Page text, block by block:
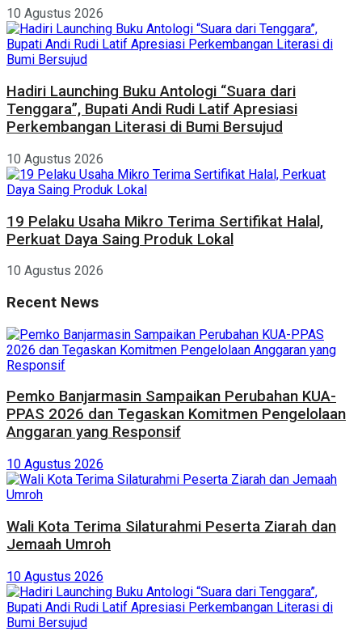
10 Agustus 2026
Hadiri Launching Buku Antologi “Suara dari
Tenggara”, Bupati Andi Rudi Latif Apresiasi
Perkembangan Literasi di Bumi Bersujud
10 Agustus 2026
19 Pelaku Usaha Mikro Terima Sertifikat Halal,
Perkuat Daya Saing Produk Lokal
10 Agustus 2026
Recent News
Pemko Banjarmasin Sampaikan Perubahan KUA-
PPAS 2026 dan Tegaskan Komitmen Pengelolaan
Anggaran yang Responsif
10 Agustus 2026
Wali Kota Terima Silaturahmi Peserta Ziarah dan
Jemaah Umroh
10 Agustus 2026